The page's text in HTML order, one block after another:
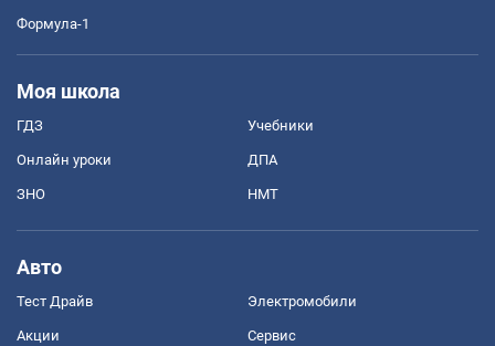
Формула-1
Моя школа
ГДЗ Учебники
Онлайн уроки ДПА
ЗНО НМТ
Авто
Тест Драйв Электромобили
Акции Сервис